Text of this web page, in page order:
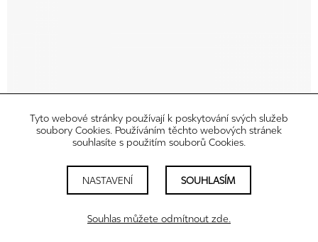
Tyto webové stránky používají k poskytování svých služeb
soubory Cookies. Používáním těchto webových stránek
souhlasíte s použitím souborů Cookies.
NASTAVENÍ SOUHLASÍM
Souhlas můžete odmítnout zde.